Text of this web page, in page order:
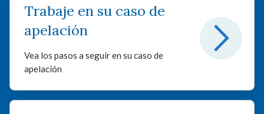
Trabaje en su caso de
apelación
Vea los pasos a seguir en su caso de
apelación